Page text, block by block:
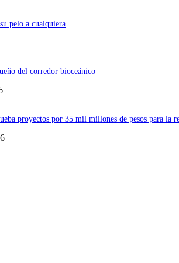
pelo a cualquiera
del corredor bioceánico
proyectos por 35 mil millones de pesos para la